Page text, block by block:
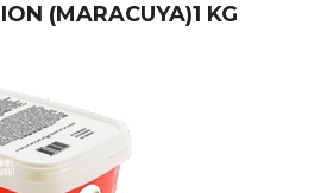
(MARACUYA)1 KG